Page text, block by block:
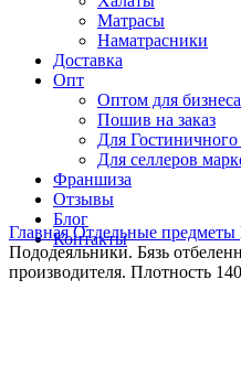
Матрасы
Наматрасники
Доставка
Опт
Оптом для бизнеса
Пошив на заказ
Для Гостиничного
Для селлеров
Франшиза
Отзывы
Блог
Контакты
ГлавнаяОтдельные предметы
Пододеяльники. Бязь
производителя. Плотность